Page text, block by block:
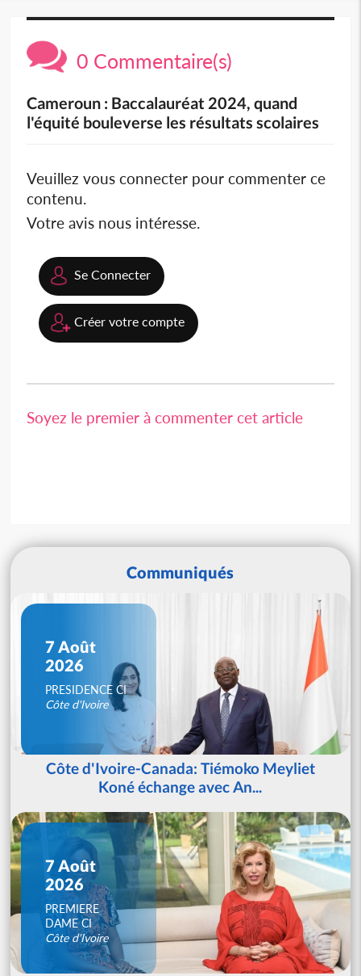
0 Commentaire(s)
Cameroun : Baccalauréat 2024, quand
l'équité bouleverse les résultats scolaires
Veuillez vous connecter pour commenter ce
contenu.
Votre avis nous intéresse.
Se Connecter
Créer votre compte
Soyez le premier à commenter cet article
Communiqués
7 Août
2026
PRESIDENCE CI
Côte d'Ivoire
Côte d'Ivoire-Canada: Tiémoko Meyliet
Koné échange avec An...
7 Août
2026
PREMIERE
DAME CI
Côte d'Ivoire